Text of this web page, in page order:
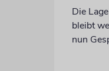
Die
bleibt
nun